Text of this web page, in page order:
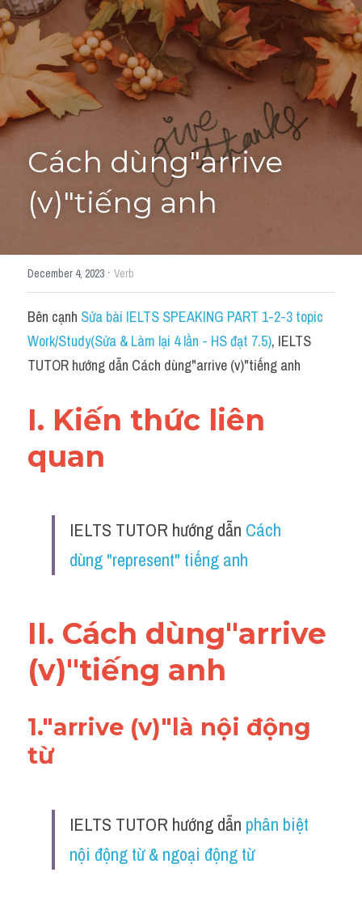
Học thử →
Cách dùng"arrive
(v)"tiếng anh
December 4, 2023 · Verb
Bên cạnh Sửa bài IELTS SPEAKING PART 1-2-3 topic
Work/Study(Sửa & Làm lại 4 lần - HS đạt 7.5), IELTS
TUTOR hướng dẫn Cách dùng"arrive (v)"tiếng anh
I. Kiến thức liên
quan
IELTS TUTOR hướng dẫn Cách
dùng "represent" tiếng anh
II. Cách dùng"arrive
(v)"tiếng anh
1."arrive (v)"là nội động
từ
IELTS TUTOR hướng dẫn phân biệt
nội động từ & ngoại động từ